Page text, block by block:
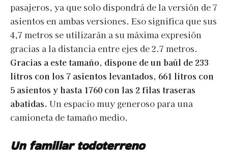
pasajeros, ya que solo dispondrá de la versión de 7
asientos en ambas versiones. Eso significa que sus
4,7 metros se utilizarán a su máxima expresión
gracias a la distancia entre ejes de 2.7 metros.
Gracias a este tamaño, dispone de un baúl de 233
litros con los 7 asientos levantados, 661 litros con
5 asientos y hasta 1760 con las 2 filas traseras
abatidas. Un espacio muy generoso para una
camioneta de tamaño medio.
Un familiar todoterreno